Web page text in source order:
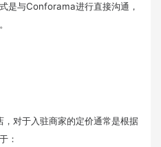
是与Conforama进行直接沟通，
对于入驻商家的定价通常是根据
：